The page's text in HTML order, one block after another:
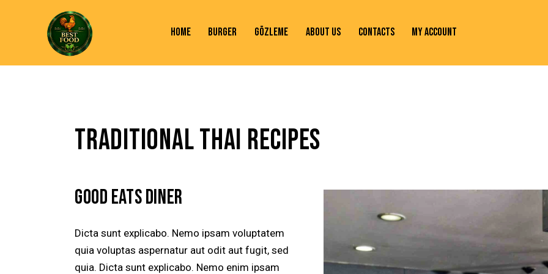
HOME BURGER GÖZLEME ABOUT US CONTACTS MY ACCOUNT
TRADITIONAL THAI RECIPES
GOOD EATS DINER
Dicta sunt explicabo. Nemo ipsam voluptatem
quia voluptas aspernatur aut odit aut fugit, sed
quia. Dicta sunt explicabo. Nemo enim ipsam